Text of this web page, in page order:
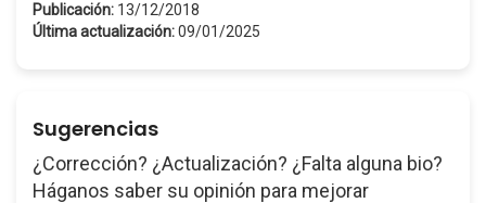
Publicación: 13/12/2018
Última actualización:09/01/2025
Sugerencias
¿Corrección? ¿Actualización? ¿Falta alguna bio?
Háganos saber su opinión para mejorar